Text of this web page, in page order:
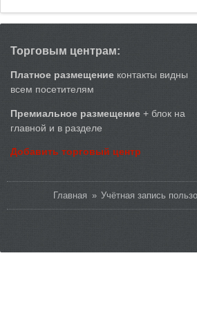
Торговым центрам:
Платное размещение контакты видны
всем посетителям
Премиальное размещение + блок на
главной и в разделе
Добавить торговый центр
Главная » Учётная запись